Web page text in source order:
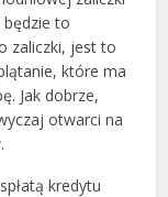
to
zaliczki, jest to
które ma
Jak dobrze,
otwarci na
kredytu